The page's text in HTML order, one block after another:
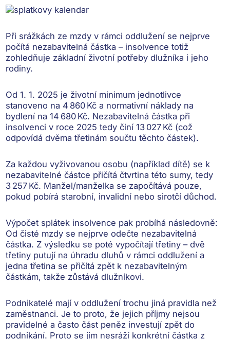
Při srážkách ze mzdy v rámci oddlužení se nejprve
počítá nezabavitelná částka – insolvence totiž
zohledňuje základní životní potřeby dlužníka i jeho
rodiny.
Od 1. 1. 2025 je životní minimum jednotlivce
stanoveno na 4 860 Kč a normativní náklady na
bydlení na 14 680 Kč. Nezabavitelná částka při
insolvenci v roce 2025 tedy činí 13 027 Kč (což
odpovídá dvěma třetinám součtu těchto částek).
Za každou vyživovanou osobu (například dítě) se k
nezabavitelné částce přičítá čtvrtina této sumy, tedy
3 257 Kč. Manžel/manželka se započítává pouze,
pokud pobírá starobní, invalidní nebo sirotčí důchod.
Výpočet splátek insolvence pak probíhá následovně:
Od čisté mzdy se nejprve odečte nezabavitelná
částka. Z výsledku se poté vypočítají třetiny – dvě
třetiny putují na úhradu dluhů v rámci oddlužení a
jedna třetina se přičítá zpět k nezabavitelným
částkám, takže zůstává dlužníkovi.
Podnikatelé mají v oddlužení trochu jiná pravidla než
zaměstnanci. Je to proto, že jejich příjmy nejsou
pravidelné a často část peněz investují zpět do
podnikání. Proto se jim nesráží konkrétní částka z